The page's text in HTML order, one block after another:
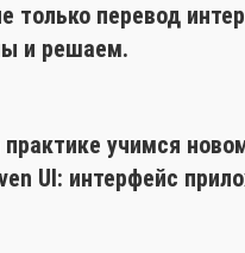
только перевод
и решаем.
учимся
UI: интерфейс